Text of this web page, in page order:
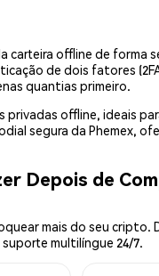
carteira offline de forma
de dois fatores
quantias primeiro.
privadas offline, ideais
segura da Phemex,
Depois de
mais do seu
multilíngue 24/7.